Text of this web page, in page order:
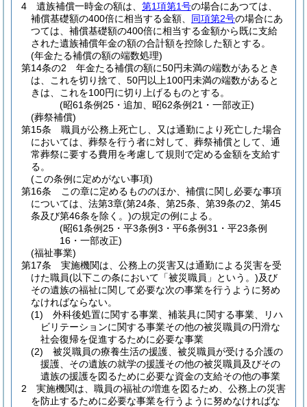
4
遺族補償一時金の額は、 第1項第1号の場合にあつては、
補償基礎額の400倍に相当する金額、 同項第2号の場合にあ
つては、補償基礎額の400倍に相当する金額から既に支給
された遺族補償年金の額の合計額を控除した額とする。
(年金たる補償の額の端数処理)
第14条の2
年金たる補償の額に50円未満の端数があるとき
は、これを切り捨て、50円以上100円未満の端数があると
きは、これを100円に切り上げるものとする。
(昭61条例25・追加、昭62条例21・一部改正)
(葬祭補償)
第15条
職員が公務上死亡し、又は通勤により死亡した場合
においては、葬祭を行う者に対して、葬祭補償として、通
常葬祭に要する費用を考慮して規則で定める金額を支給す
る。
(この条例に定めがない事項)
第16条
この章に定めるもののほか、補償に関し必要な事項
については、法第3章(第24条、第25条、第39条の2、第45
条及び第46条を除く。)の規定の例による。
(昭61条例25・平3条例3・平6条例31・平23条例
16・一部改正)
(福祉事業)
第17条
実施機関は、公務上の災害又は通勤による災害を受
けた職員(以下この条において「被災職員」という。)及び
その遺族の福祉に関して必要な次の事業を行うように努め
なければならない。
(1)
外科後処置に関する事業、補装具に関する事業、リハ
ビリテーションに関する事業その他の被災職員の円滑な
社会復帰を促進するために必要な事業
(2)
被災職員の療養生活の援護、被災職員が受ける介護の
援護、その遺族の就学の援護その他の被災職員及びその
遺族の援護を図るために必要な資金の支給その他の事業
2
実施機関は、職員の福祉の増進を図るため、公務上の災害
を防止するために必要な事業を行うように努めなければな